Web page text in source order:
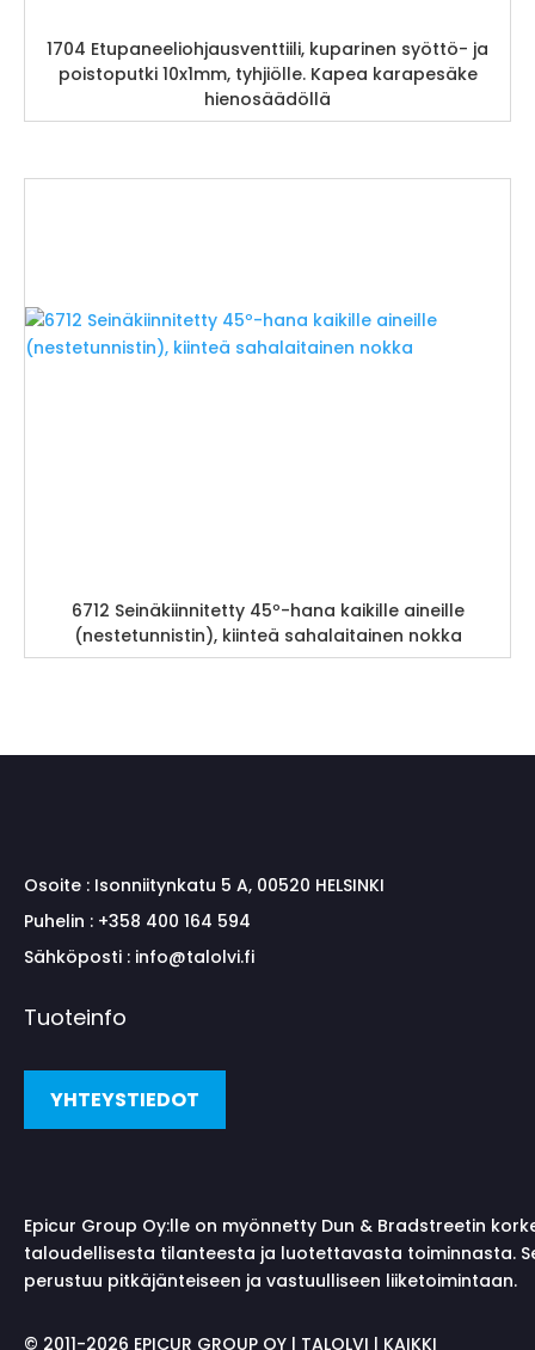
1704 Etupaneeliohjausventtiili, kuparinen syöttö- ja
poistoputki 10x1mm, tyhjiölle. Kapea karapesäke
hienosäädöllä
6712 Seinäkiinnitetty 45º-hana kaikille aineille
(nestetunnistin), kiinteä sahalaitainen nokka
Osoite : Isonniitynkatu 5 A, 00520 HELSINKI
Puhelin : +358 400 164 594
Sähköposti : info@talolvi.fi
Tuoteinfo
YHTEYSTIEDOT
Epicur Group Oy:lle on myönnetty Dun & Bradstreetin
taloudellisesta tilanteesta ja luotettavasta toiminnasta.
perustuu pitkäjänteiseen ja vastuulliseen liiketoimintaan.
© 2011-2026 EPICUR GROUP OY | TALOLVI | KAIKKI